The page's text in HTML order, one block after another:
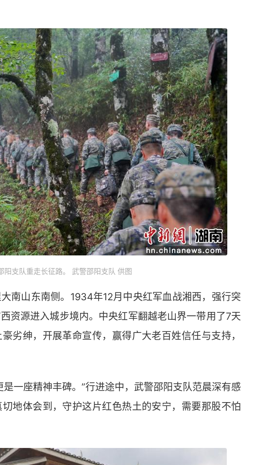
阳支队重走长征路。 武警邵阳支队 供图
山东南侧。1934年12月中央红军血战湘西，强行突
资源进入城步境内。中央红军翻越老山界一带用了7天
劣绅，开展革命宣传，赢得广大老百姓信任与支持，
一座精神丰碑。”行进途中，武警邵阳支队范晨深有感
地体会到，守护这片红色热土的安宁，需要那股不怕